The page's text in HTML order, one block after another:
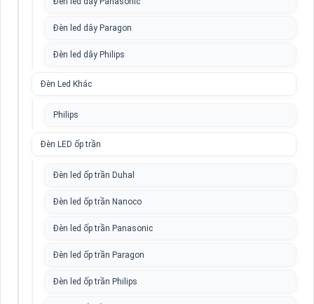
Đèn led dây Paragon
Đèn led dây Philips
Đèn Led Khác
Philips
Đèn LED ốp trần
Đèn led ốp trần Duhal
Đèn led ốp trần Nanoco
Đèn led ốp trần Panasonic
Đèn led ốp trần Paragon
Đèn led ốp trần Philips